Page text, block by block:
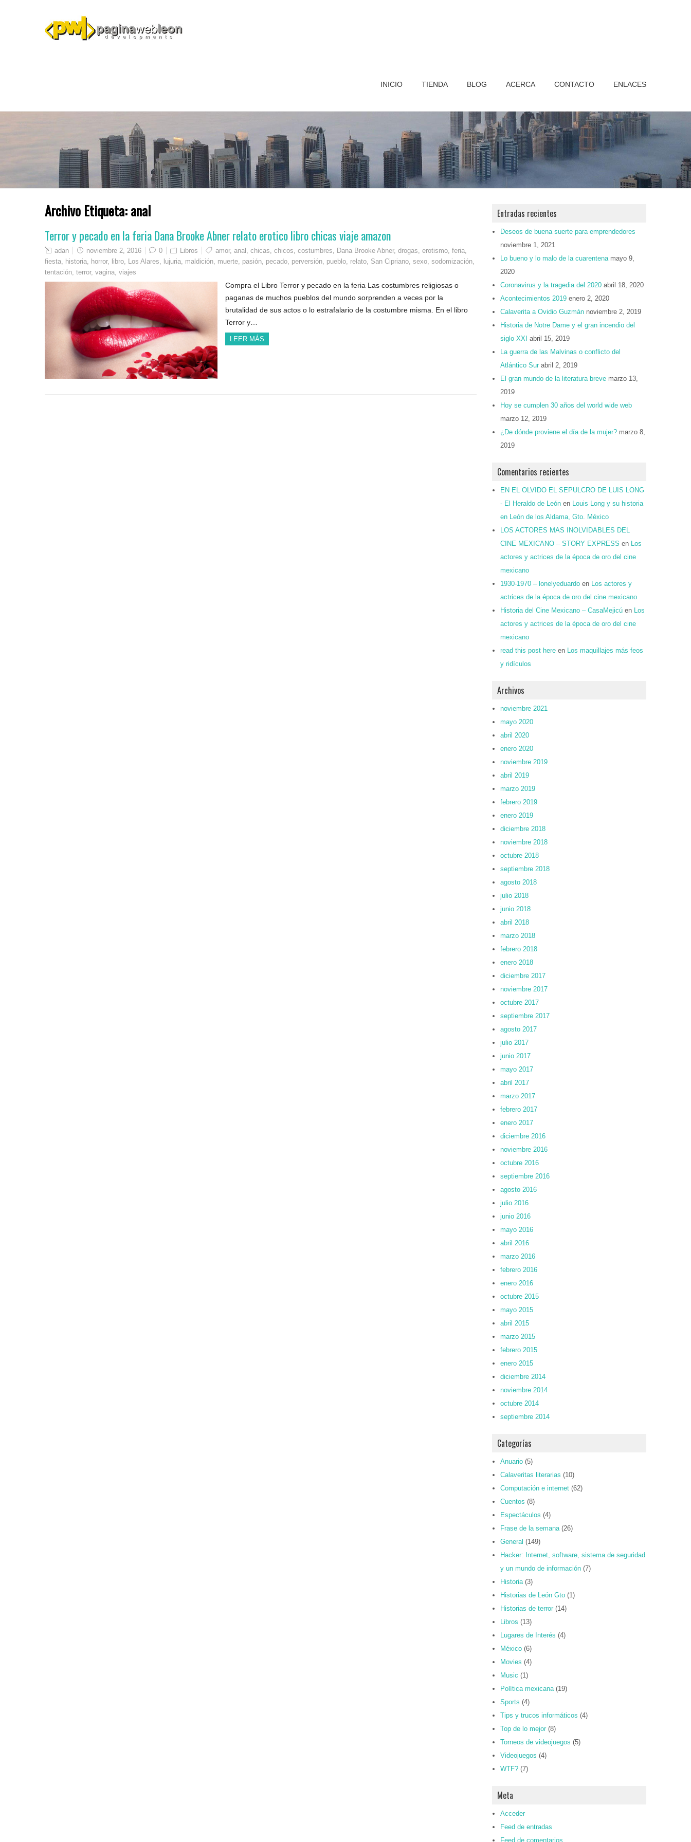
INICIO TIENDA BLOG ACERCA CONTACTO ENLACES
Archivo Etiqueta:anal
Terror y pecado en la feria Dana Brooke Abner relato erotico libro chicas viaje amazon
adan noviembre 2, 2016 0 Libros amor, anal , chicas, chicos, costumbres, Dana Brooke Abner, drogas, erotismo, feria,
fiesta, historia, horror, libro, Los Alares, lujuria, maldición, muerte, pasión, pecado, perversión, pueblo, relato, San Cipriano, sexo, sodomización,
tentación, terror, vagina, viajes
Compra el Libro Terror y pecado en la feria Las costumbres religiosas o
paganas de muchos pueblos del mundo sorprenden a veces por la
brutalidad de sus actos o lo estrafalario de la costumbre misma. En el libro
Terror y…
LEER MÁS
Entradas recientes
Deseos de buena suerte para emprendedores
noviembre 1, 2021
Lo bueno y lo malo de la cuarentena mayo 9,
2020
Coronavirus y la tragedia del 2020 abril 18, 2020
Acontecimientos 2019 enero 2, 2020
Calaverita a Ovidio Guzmán noviembre 2, 2019
Historia de Notre Dame y el gran incendio del
siglo XXI abril 15, 2019
La guerra de las Malvinas o conflicto del
Atlántico Sur abril 2, 2019
El gran mundo de la literatura breve marzo 13,
2019
Hoy se cumplen 30 años del world wide web
marzo 12, 2019
¿De dónde proviene el día de la mujer? marzo 8,
2019
Comentarios recientes
EN EL OLVIDO EL SEPULCRO DE LUIS LONG
- El Heraldo de León en Louis Long y su historia
en León de los Aldama, Gto. México
LOS ACTORES MAS INOLVIDABLES DEL
CINE MEXICANO – STORY EXPRESS en Los
actores y actrices de la época de oro del cine
mexicano
1930-1970 – lonelyeduardo en Los actores y
actrices de la época de oro del cine mexicano
Historia del Cine Mexicano – CasaMejicú en Los
actores y actrices de la época de oro del cine
mexicano
read this post here en Los maquillajes más feos
y ridículos
Archivos
noviembre 2021
mayo 2020
abril 2020
enero 2020
noviembre 2019
abril 2019
marzo 2019
febrero 2019
enero 2019
diciembre 2018
noviembre 2018
octubre 2018
septiembre 2018
agosto 2018
julio 2018
junio 2018
abril 2018
marzo 2018
febrero 2018
enero 2018
diciembre 2017
noviembre 2017
octubre 2017
septiembre 2017
agosto 2017
julio 2017
junio 2017
mayo 2017
abril 2017
marzo 2017
febrero 2017
enero 2017
diciembre 2016
noviembre 2016
octubre 2016
septiembre 2016
agosto 2016
julio 2016
junio 2016
mayo 2016
abril 2016
marzo 2016
febrero 2016
enero 2016
octubre 2015
mayo 2015
abril 2015
marzo 2015
febrero 2015
enero 2015
diciembre 2014
noviembre 2014
octubre 2014
septiembre 2014
Categorías
Anuario (5)
Calaveritas literarias (10)
Computación e internet (62)
Cuentos (8)
Espectáculos (4)
Frase de la semana(26)
General (149)
Hacker: Internet, software, sistema de seguridad
y un mundo de información (7)
Historia(3)
Historias de León Gto (1)
Historias de terror (14)
Libros (13)
Lugares de Interés (4)
México (6)
Movies (4)
Music (1)
Política mexicana(19)
Sports (4)
Tips y trucos informáticos (4)
Top de lo mejor (8)
Torneos de videojuegos (5)
Videojuegos (4)
WTF? (7)
Meta
Acceder
Feed de entradas
Feed de comentarios